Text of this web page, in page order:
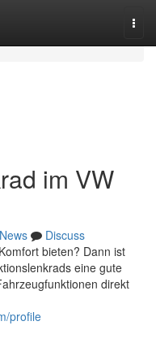
im VW
News
Discuss
bieten? Dann ist
eine gute
direkt
profile